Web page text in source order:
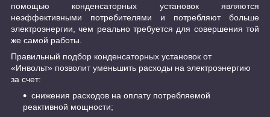
помощью конденсаторных установок являются
неэффективными потребителями и потребляют больше
электроэнергии, чем реально требуется для совершения той
же самой работы.
Правильный подбор конденсаторных установок от
«Инвольт» позволит уменьшить расходы на электроэнергию
за счет:
снижения расходов на оплату потребляемой
реактивной мощности;